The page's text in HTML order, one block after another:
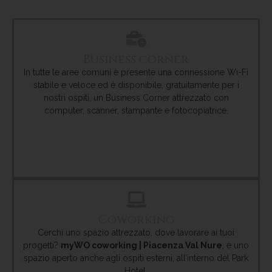
In tutte le aree comuni è presente una connessione Wi-Fi
stabile e veloce ed è disponibile, gratuitamente per i
nostri ospiti, un Business Corner attrezzato con
computer, scanner, stampante e fotocopiatrice.
Cerchi uno spazio attrezzato, dove lavorare ai tuoi
progetti? myWO coworking | Piacenza Val Nure , è uno
spazio aperto anche agli ospiti esterni, all’interno del Park